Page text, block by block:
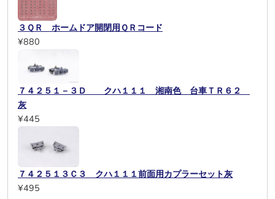
３ＱＲ ホームドア開閉用ＱＲコード
¥880
７４２５１－３Ｄ クハ１１１ 湘南色 台車ＴＲ６２
灰
¥445
７４２５１３Ｃ３ クハ１１１前面用カプラーセット灰
¥495